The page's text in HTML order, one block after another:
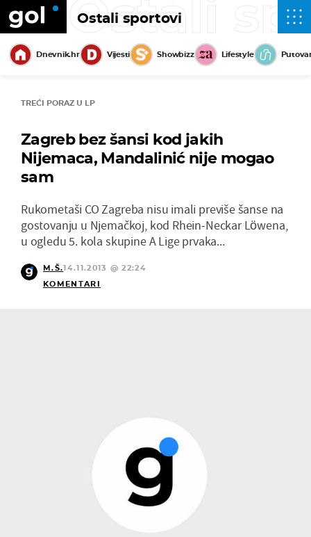
Ostali sportovi
Ostali
Dnevnik.hr Vijesti Showbizz Lifestyle
TREĆI PORAZ U LP
Zagreb bez šansi kod jakih
Nijemaca, Mandalinić nije mogao
sam
Rukometaši CO Zagreba nisu imali previše šanse na
gostovanju u Njemačkoj, kod Rhein-Neckar Löwena,
u ogledu 5. kola skupine A Lige prvaka...
M.Š.14.11.2013 @ 22:24
KOMENTARI